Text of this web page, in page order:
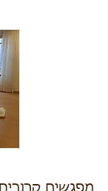
מפגשים קרובים